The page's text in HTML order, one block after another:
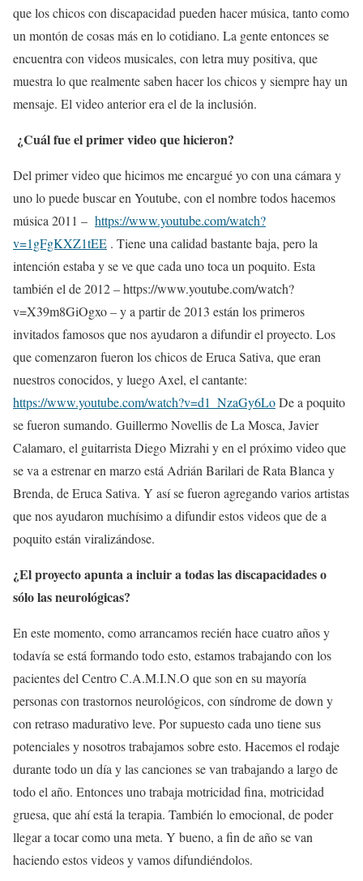
que los chicos con discapacidad pueden hacer música, tanto como
un montón de cosas más en lo cotidiano. La gente entonces se
encuentra con videos musicales, con letra muy positiva, que
muestra lo que realmente saben hacer los chicos y siempre hay un
mensaje. El video anterior era el de la inclusión.
¿Cuál fue el primer video que hicieron?
Del primer video que hicimos me encargué yo con una cámara y
uno lo puede buscar en Youtube, con el nombre todos hacemos
música 2011 – https://www.youtube.com/watch?
v=1gFgKXZ1tEE . Tiene una calidad bastante baja, pero la
intención estaba y se ve que cada uno toca un poquito. Esta
también el de 2012 – https://www.youtube.com/watch?
v=X39m8GiOgxo – y a partir de 2013 están los primeros
invitados famosos que nos ayudaron a difundir el proyecto. Los
que comenzaron fueron los chicos de Eruca Sativa, que eran
nuestros conocidos, y luego Axel, el cantante:
https://www.youtube.com/watch?v=d1_NzaGy6LoDe a poquito
se fueron sumando. Guillermo Novellis de La Mosca, Javier
Calamaro, el guitarrista Diego Mizrahi y en el próximo video que
se va a estrenar en marzo está Adrián Barilari de Rata Blanca y
Brenda, de Eruca Sativa. Y así se fueron agregando varios artistas
que nos ayudaron muchísimo a difundir estos videos que de a
poquito están viralizándose.
¿El proyecto apunta a incluir a todas las discapacidades o
sólo las neurológicas?
En este momento, como arrancamos recién hace cuatro años y
todavía se está formando todo esto, estamos trabajando con los
pacientes del Centro C.A.M.I.N.O que son en su mayoría
personas con trastornos neurológicos, con síndrome de down y
con retraso madurativo leve. Por supuesto cada uno tiene sus
potenciales y nosotros trabajamos sobre esto. Hacemos el rodaje
durante todo un día y las canciones se van trabajando a largo de
todo el año. Entonces uno trabaja motricidad fina, motricidad
gruesa, que ahí está la terapia. También lo emocional, de poder
llegar a tocar como una meta. Y bueno, a fin de año se van
haciendo estos videos y vamos difundiéndolos.